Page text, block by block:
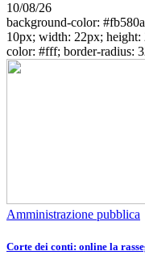
10/08/26
background-color:
10px; width: 22px;
color: #fff; border-radius:
Amministrazione pubblica
Corte dei conti: online la